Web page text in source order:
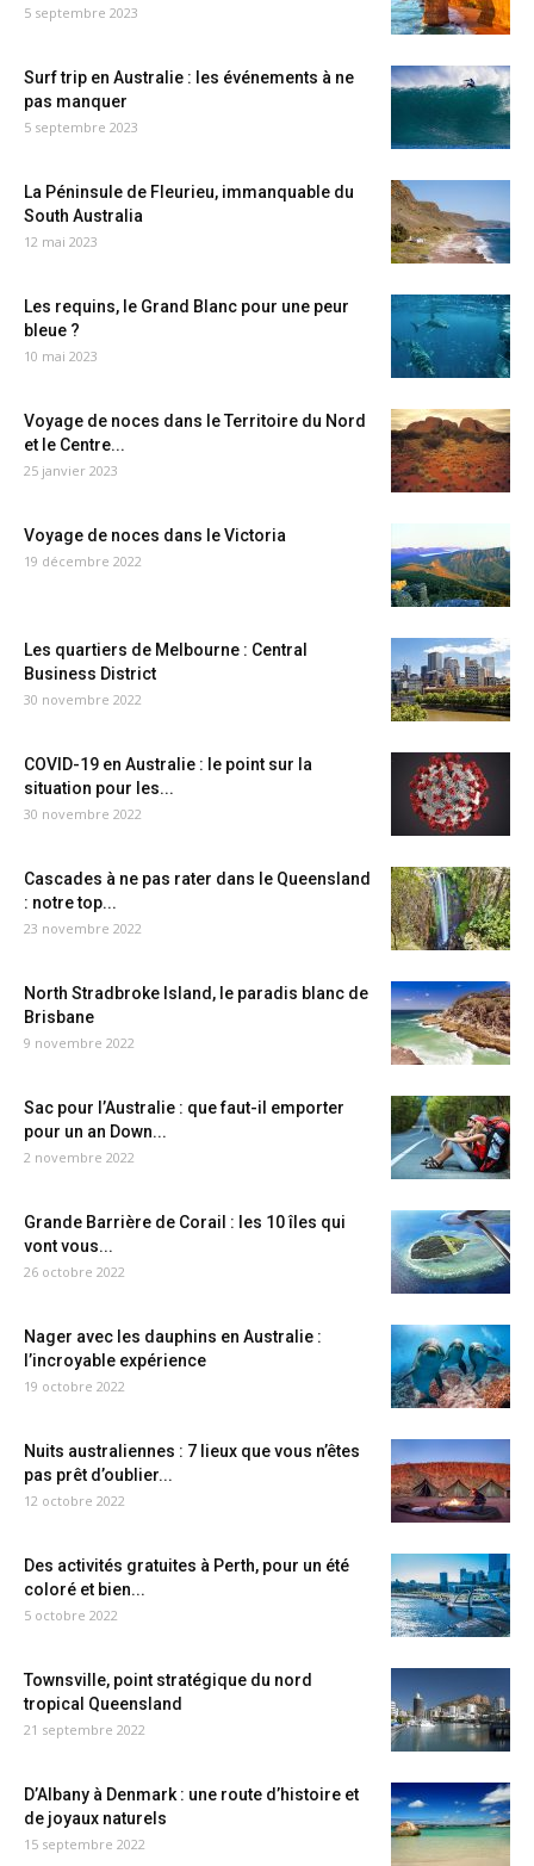
5 septembre 2023
Surf trip en Australie : les événements à ne
pas manquer
5 septembre 2023
La Péninsule de Fleurieu, immanquable du
South Australia
12 mai 2023
Les requins, le Grand Blanc pour une peur
bleue ?
10 mai 2023
Voyage de noces dans le Territoire du Nord
et le Centre...
25 janvier 2023
Voyage de noces dans le Victoria
19 décembre 2022
Les quartiers de Melbourne : Central
Business District
30 novembre 2022
COVID-19 en Australie : le point sur la
situation pour les...
30 novembre 2022
Cascades à ne pas rater dans le Queensland
: notre top...
23 novembre 2022
North Stradbroke Island, le paradis blanc de
Brisbane
9 novembre 2022
Sac pour l’Australie : que faut-il emporter
pour un an Down...
2 novembre 2022
Grande Barrière de Corail : les 10 îles qui
vont vous...
26 octobre 2022
Nager avec les dauphins en Australie :
l’incroyable expérience
19 octobre 2022
Nuits australiennes : 7 lieux que vous n’êtes
pas prêt d’oublier...
12 octobre 2022
Des activités gratuites à Perth, pour un été
coloré et bien...
5 octobre 2022
Townsville, point stratégique du nord
tropical Queensland
21 septembre 2022
D’Albany à Denmark : une route d’histoire et
de joyaux naturels
15 septembre 2022